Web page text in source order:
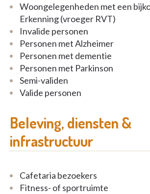
Woon- en Zorghotel H. Hart biedt
troeven:
een huiselijk en gezellig kader;
een sterke en professionele
personeelsomkadering;
een multidisciplinaire
de overkoepelende organisatie
die over een groot aanbod aan zorg-
dienstverlening beschikt.
Woongelegenheden met een
Erkenning (vroeger RVT)
Invalide personen
Personen met Alzheimer
Personen met dementie
Personen met Parkinson
Semi-validen
Valide personen
Beleving, diensten &
infrastructuur
Cafetaria bezoekers
Fitness- of sportruimte